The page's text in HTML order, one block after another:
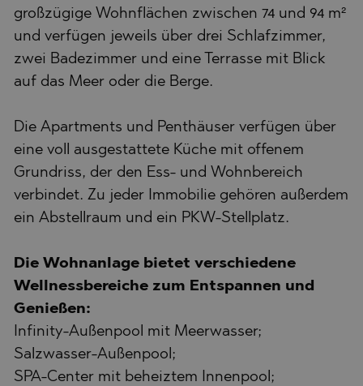
großzügige Wohnflächen zwischen 74 und 94 m²
und verfügen jeweils über drei Schlafzimmer,
zwei Badezimmer und eine Terrasse mit Blick
auf das Meer oder die Berge.
Die Apartments und Penthäuser verfügen über
eine voll ausgestattete Küche mit offenem
Grundriss, der den Ess- und Wohnbereich
verbindet. Zu jeder Immobilie gehören außerdem
ein Abstellraum und ein PKW-Stellplatz.
Die Wohnanlage bietet verschiedene
Wellnessbereiche zum Entspannen und
Genießen:
Infinity-Außenpool mit Meerwasser;
Salzwasser-Außenpool;
SPA-Center mit beheiztem Innenpool;